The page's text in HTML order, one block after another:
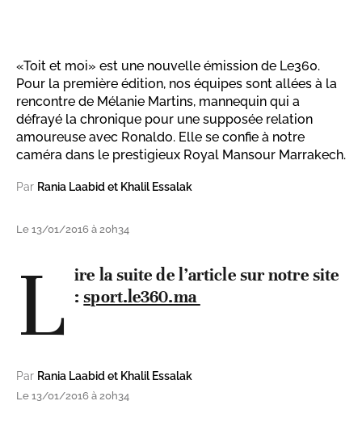
«Toit et moi» est une nouvelle émission de Le360.
Pour la première édition, nos équipes sont allées à la
rencontre de Mélanie Martins, mannequin qui a
défrayé la chronique pour une supposée relation
amoureuse avec Ronaldo. Elle se confie à notre
caméra dans le prestigieux Royal Mansour Marrakech.
Par Rania Laabid et Khalil Essalak
Le 13/01/2016 à 20h34
L ire la suite de l’article sur notre site
:sport.le360.ma
Par Rania Laabid et Khalil Essalak
Le 13/01/2016 à 20h34